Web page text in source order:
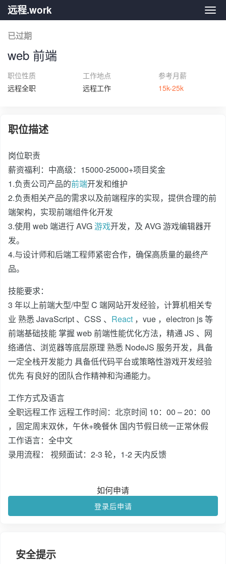
远
远程.work
已过期
web 前端
职位性质
远程全职
工作地点
远程工作
参考月薪
15k-25k
职位描述
岗位职责
薪资福利：中高级：15000-25000+项目奖金
1.负责公司产品的前端开发和维护
2.负责相关产品的需求以及前端程序的实现，提供合理的前
端架构，实现前端组件化开发
3.使用 web 端进行 AVG游戏开发，及 AVG 游戏编辑器开
发。
4.与设计师和后端工程师紧密合作，确保高质量的最终产
品。
技能要求：
3 年以上前端大型/中型 C 端网站开发经验，计算机相关专
业 熟悉 JavaScript 、CSS 、 React ，vue ，electron js 等
前端基础技能 掌握 web 前端性能优化方法，精通 JS 、网
络通信、浏览器等底层原理 熟悉 NodeJS 服务开发，具备
一定全栈开发能力 具备低代码平台或策略性游戏开发经验
优先 有良好的团队合作精神和沟通能力。
工作方式及语言
全职远程工作 远程工作时间：北京时间 10：00 – 20：00
，固定周末双休，午休+晚餐休 国内节假日统一正常休假
工作语言：全中文
录用流程： 视频面试：2-3 轮，1-2 天内反馈
如何申请
登录后申请
安全提示